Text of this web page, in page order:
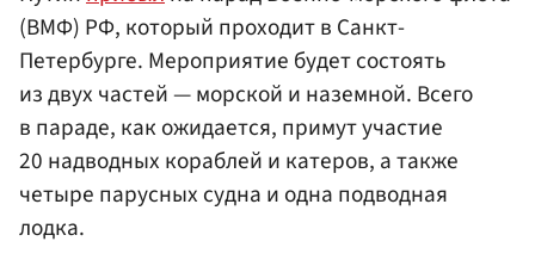
(ВМФ) РФ, который проходит в Санкт-
Петербурге. Мероприятие будет состоять
из двух частей — морской и наземной. Всего
в параде, как ожидается, примут участие
20 надводных кораблей и катеров, а также
четыре парусных судна и одна подводная
лодка.